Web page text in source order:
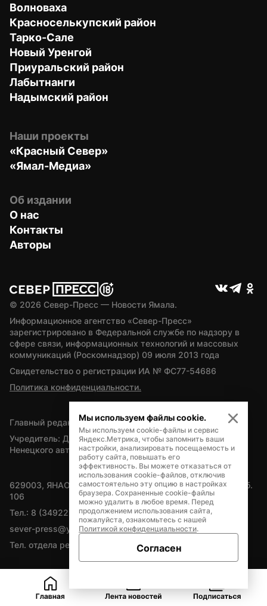
Волноваха
Красноселькупский район
Тарко-Сале
Новый Уренгой
Приуральский район
Лабытнанги
Надымский район
Наши проекты
«Красный Север»
«Ямал-Медиа»
Об издании
О нас
Контакты
Авторы
© 2026 Север-Пресс — Новости Ямала.
Информационное агентство «Север-Пресс»
зарегистрировано в Федеральной службе по надзору в
сфере связи, информационных технологий и массовых
коммуникаций (Роскомнадзор) 09 июля 2013 года
Свидетельство о регистрации ИА № ФС77-54686
Политика конфиденциальности.
Главный редактор — А.Л. Поздеев
Учредитель: Департамент внутренней политики Ямало-
Ненецкого автономного округа
629003, ЯНАО, Салехард, мкр. Богдана Кнунянца, д.1, каб.
106
Тел.: 8 (34922) 71262
sever-press@yamal-media.ru
Тел. отдела рекламы: 8 (34922) 42728
Мы используем файлы cookie.
Мы используем cookie-файлы и сервис
Яндекс.Метрика, чтобы запомнить ваши
настройки, анализировать посещаемость и
работу сайта, повышать его
эффективность. Вы можете отказаться от
использования cookie-файлов, отключив
самостоятельно эту опцию в настройках
браузера. Сохраненные cookie-файлы
можно удалить в любое время. Перед
продолжением использования сайта,
пожалуйста, ознакомьтесь с нашей
Политикой конфиденциальности.
Согласен